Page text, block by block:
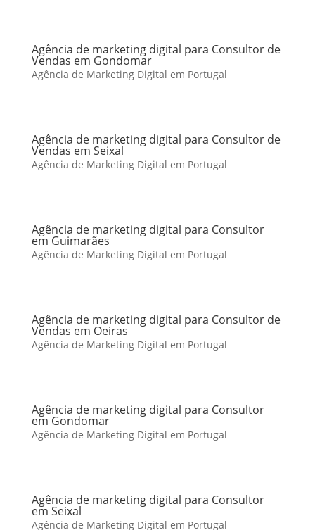
Agência de marketing digital para Consultor de
Vendas em Gondomar
Agência de Marketing Digital em Portugal
Agência de marketing digital para Consultor de
Vendas em Seixal
Agência de Marketing Digital em Portugal
Agência de marketing digital para Consultor
em Guimarães
Agência de Marketing Digital em Portugal
Agência de marketing digital para Consultor de
Vendas em Oeiras
Agência de Marketing Digital em Portugal
Agência de marketing digital para Consultor
em Gondomar
Agência de Marketing Digital em Portugal
Agência de marketing digital para Consultor
em Seixal
Agência de Marketing Digital em Portugal